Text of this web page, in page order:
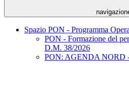
Spazio PON - Programma
PON - Formazione del
D.M. 38/2026
PON: AGENDA NORD